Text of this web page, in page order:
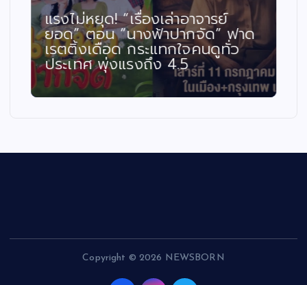
แรงไม่หยุด! “เรื่องเล่าอาจารย์
ยอด” ตอน “นางฟ้าปากจัด” ฟาด
เรตติ้งเดือด กระแทกใจคนดูทั่ว
ประเทศ พุ่งแรงถึง 4.5
Copyright © 2026 NEWSBORN